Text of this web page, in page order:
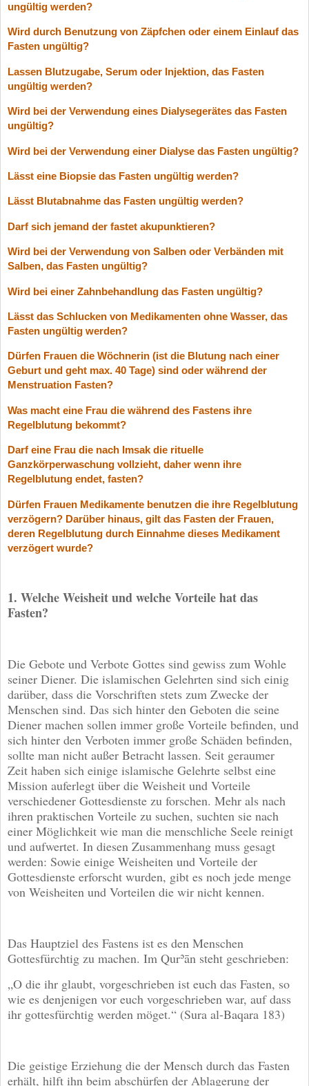
ungültig werden?
Wird durch Benutzung von Zäpfchen oder einem Einlauf das
Fasten ungültig?
Lassen Blutzugabe, Serum oder Injektion, das Fasten
ungültig werden?
Wird bei der Verwendung eines Dialysegerätes das Fasten
ungültig?
Wird bei der Verwendung einer Dialyse das Fasten ungültig?
Lässt eine Biopsie das Fasten ungültig werden?
Lässt Blutabnahme das Fasten ungültig werden?
Darf sich jemand der fastet akupunktieren?
Wird bei der Verwendung von Salben oder Verbänden mit
Salben, das Fasten ungültig?
Wird bei einer Zahnbehandlung das Fasten ungültig?
Lässt das Schlucken von Medikamenten ohne Wasser, das
Fasten ungültig werden?
Dürfen Frauen die Wöchnerin (ist die Blutung nach einer
Geburt und geht max. 40 Tage) sind oder während der
Menstruation Fasten?
Was macht eine Frau die während des Fastens ihre
Regelblutung bekommt?
Darf eine Frau die nach Imsak die rituelle
Ganzkörperwaschung vollzieht, daher wenn ihre
Regelblutung endet, fasten?
Dürfen Frauen Medikamente benutzen die ihre Regelblutung
verzögern? Darüber hinaus, gilt das Fasten der Frauen,
deren Regelblutung durch Einnahme dieses Medikament
verzögert wurde?
1. Welche Weisheit und welche Vorteile hat das
Fasten?
Die Gebote und Verbote Gottes sind gewiss zum Wohle
seiner Diener. Die islamischen Gelehrten sind sich einig
darüber, dass die Vorschriften stets zum Zwecke der
Menschen sind. Das sich hinter den Geboten die seine
Diener machen sollen immer große Vorteile befinden, und
sich hinter den Verboten immer große Schäden befinden,
sollte man nicht außer Betracht lassen. Seit geraumer
Zeit haben sich einige islamische Gelehrte selbst eine
Mission auferlegt über die Weisheit und Vorteile
verschiedener Gottesdienste zu forschen. Mehr als nach
ihren praktischen Vorteile zu suchen, suchten sie nach
einer Möglichkeit wie man die menschliche Seele reinigt
und aufwertet. In diesen Zusammenhang muss gesagt
werden: Sowie einige Weisheiten und Vorteile der
Gottesdienste erforscht wurden, gibt es noch jede menge
von Weisheiten und Vorteilen die wir nicht kennen.
Das Hauptziel des Fastens ist es den Menschen
Gottesfürchtig zu machen. Im Qurʾān steht geschrieben:
„O die ihr glaubt, vorgeschrieben ist euch das Fasten, so
wie es denjenigen vor euch vorgeschrieben war, auf dass
ihr gottesfürchtig werden möget.“ (Sura al-Baqara 183)
Die geistige Erziehung die der Mensch durch das Fasten
erhält, hilft ihn beim abschürfen der Ablagerung der